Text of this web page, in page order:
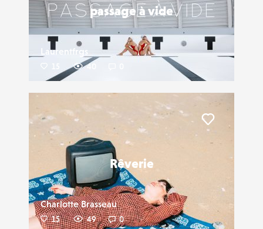
passage à vide
Laurentfrgs
40
Rêverie
Charlotte Brasseau
15 49 0
Liker